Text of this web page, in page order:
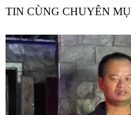
TIN CÙNG CHUYÊN